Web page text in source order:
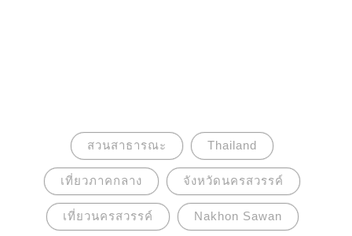
สวนสาธารณะ Thailand
เที่ยวภาคกลาง จังหวัดนครสวรรค์
เที่ยวนครสวรรค์ Nakhon Sawan